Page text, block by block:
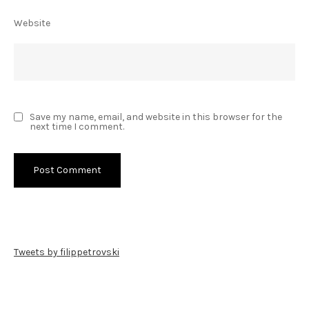
Website
Save my name, email, and website in this browser for the
next time I comment.
Tweets by filippetrovski